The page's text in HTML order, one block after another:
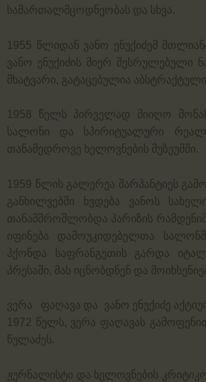
სამართალმცოდნეობას და სხვა.
1955 წლიდან ვანო ენუქიძემ
ვანო ენუქიძის მიერ შესრულებული
მხატვარი, გატაცებულია
1958 წელს პირველად მიიღო
სალონი და სპირიტუალური
თანამედროვე ხელოვნების მუზეუმში.
1959 წლის გალერეა შარპანტიეს
განხილვებში ხვდება ვანოს
თანამშრომლობდა პარიზის
იფინება დამოუკიდებელთა
ჰქონდა საფრანგეთის გარდა
პრესაში, მას იცნობდნენ და
ვერა ფაღავა და ვანო ენუქიძე
1972 წელს, ვერა ფაღავას
წულაძეს.
ჟურნალისტი და ხელოვნების